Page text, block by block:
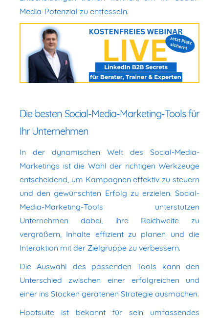
Media-Potenzial zu entfesseln.
Die besten Social-Media-Marketing-Tools für
Ihr Unternehmen
In der dynamischen Welt des Social-Media-
Marketings ist die Wahl der richtigen Werkzeuge
entscheidend, um Kampagnen effektiv zu steuern
und den gewünschten Erfolg zu erzielen. Social-
Media-Marketing-Tools unterstützen
Unternehmen dabei, ihre Reichweite zu
vergrößern, Inhalte effizient zu planen und die
Interaktion mit der Zielgruppe zu verbessern.
Die Auswahl des passenden Tools kann den
Unterschied zwischen einer erfolgreichen und
einer ins Stocken geratenen Strategie ausmachen.
Hootsuite ist bekannt für sein umfassendes